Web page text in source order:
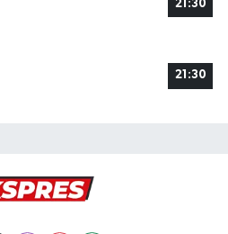
21:30
21:30